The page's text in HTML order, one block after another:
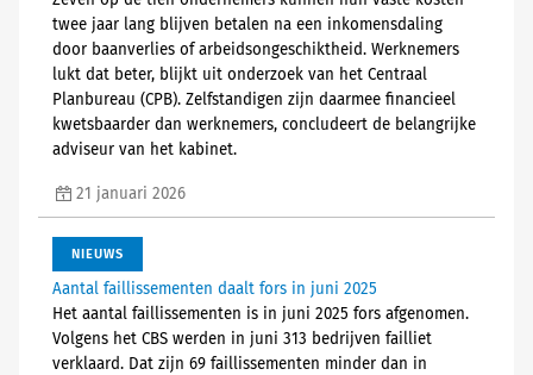
twee jaar lang blijven betalen na een inkomensdaling
door baanverlies of arbeidsongeschiktheid. Werknemers
lukt dat beter, blijkt uit onderzoek van het Centraal
Planbureau (CPB). Zelfstandigen zijn daarmee financieel
kwetsbaarder dan werknemers, concludeert de belangrijke
adviseur van het kabinet.
21 januari 2026
NIEUWS
Aantal faillissementen daalt fors in juni 2025
Het aantal faillissementen is in juni 2025 fors afgenomen.
Volgens het CBS werden in juni 313 bedrijven failliet
verklaard. Dat zijn 69 faillissementen minder dan in